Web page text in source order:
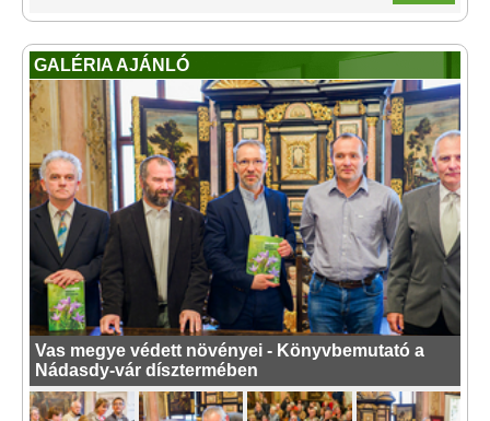
GALÉRIA AJÁNLÓ
Vas megye védett növényei - Könyvbemutató a
Nádasdy-vár dísztermében